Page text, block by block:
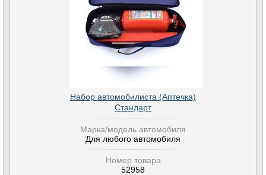
Набор автомобилиста (Аптечка)
Стандарт
Марка/модель автомобиля
Для любого автомобиля
Номер товара
52958